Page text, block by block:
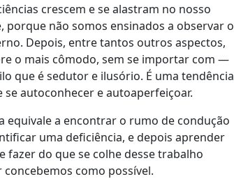
crescem e se alastram no nosso
não somos ensinados a observar o
Depois, entre tantos outros aspectos,
o mais cômodo, sem se importar com —
que é sedutor e ilusório. É uma tendência
autoconhecer e autoaperfeiçoar.
equivale a encontrar o rumo de condução
uma deficiência, e depois aprender
fazer do que se colhe desse trabalho
como possível.